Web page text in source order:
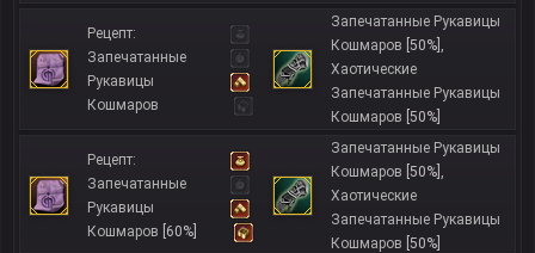
Рецепт:
Запечатанные
Рукавицы
Кошмаров
Запечатанные Рукавицы
Кошмаров [50%] ,
Хаотические
Запечатанные Рукавицы
Кошмаров [50%]
Рецепт:
Запечатанные
Рукавицы
Кошмаров [60%]
Запечатанные Рукавицы
Кошмаров [50%] ,
Хаотические
Запечатанные Рукавицы
Кошмаров [50%]